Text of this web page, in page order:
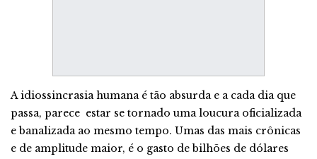
A idiossincrasia humana é tão absurda e a cada dia que
passa, parece estar se tornado uma loucura oficializada
e banalizada ao mesmo tempo. Umas das mais crônicas
e de amplitude maior, é o gasto de bilhões de dólares